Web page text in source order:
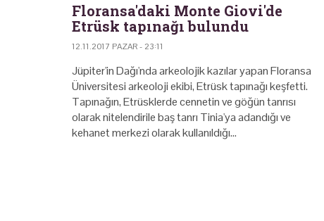
Floransa'daki Monte Giovi'de
Etrüsk tapınağı bulundu
12.11.2017 PAZAR - 23:11
Jüpiter'in Dağı'nda arkeolojik kazılar yapan Floransa
Üniversitesi arkeoloji ekibi, Etrüsk tapınağı keşfetti.
Tapınağın, Etrüsklerde cennetin ve göğün tanrısı
olarak nitelendirile baş tanrı Tinia'ya adandığı ve
kehanet merkezi olarak kullanıldığı…